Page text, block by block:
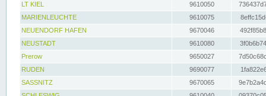
LT KIEL
9610050
MARIENLEUCHTE
9610075
NEUENDORF HAFEN
9670046
NEUSTADT
9610080
Prerow
9650027
RUDEN
9690077
SASSNITZ
9670065